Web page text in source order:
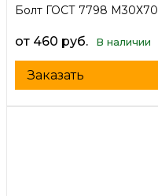
Болт ГОСТ 7798 М30Х70
от 460 руб. В наличии
Заказать